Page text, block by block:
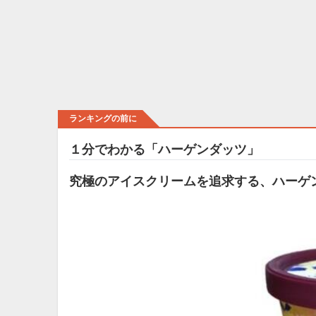
ランキングの前に
１分でわかる「ハーゲンダッツ」
究極のアイスクリームを追求する、ハーゲ